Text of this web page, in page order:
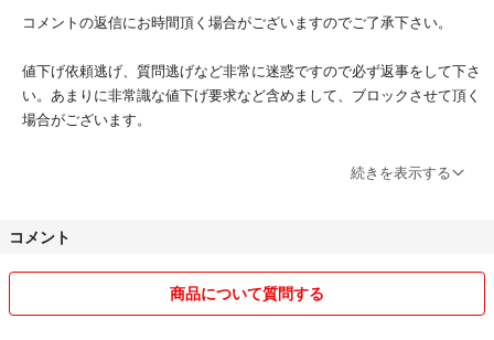
コメントの返信にお時間頂く場合がございますのでご了承下さい。
値下げ依頼逃げ、質問逃げなど非常に迷惑ですので必ず返事をして下さ
い。あまりに非常識な値下げ要求など含めまして、ブロックさせて頂く
場合がございます。
イラスト等は二次利用やインターネットに載せたりもします。著作権は
なるべく安い発送方法で発送させて頂きます、その際コンパクトにする
る場合もあります。梱包もサイズ、重さの関係で簡単なものになりま
す。その為基本的に時間帯指定のある発送方法は対応出来ません。
続きを表示する
コメント
商品について質問する